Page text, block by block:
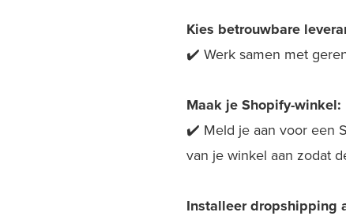
Kies betrouwbare
✔️ Werk samen met
Maak je Shopify-winkel:
✔️ Meld je aan voor een
van je winkel aan zodat
Installeer dropshipping